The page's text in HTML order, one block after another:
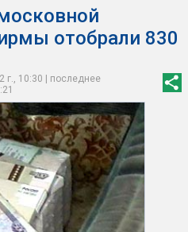
отобрали 830
г., 10:30 | последнее